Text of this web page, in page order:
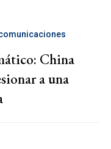
China
a una